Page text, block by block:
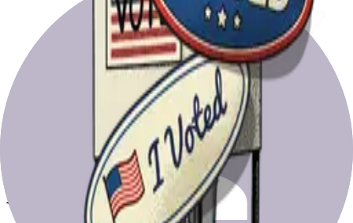
为选举日做好准备